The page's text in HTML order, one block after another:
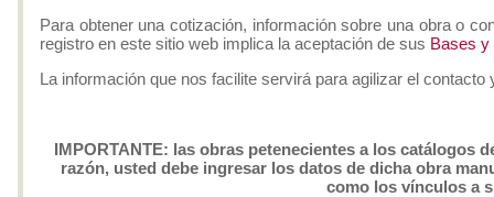
Para obtener una cotización, información sobre una obra o
registro en este sitio web implica la aceptación de sus Bases y
La información que nos facilite servirá para agilizar el
IMPORTANTE: las obras petenecientes a los catálogos
razón, usted debe ingresar los datos de dicha obra
como los vínculos a